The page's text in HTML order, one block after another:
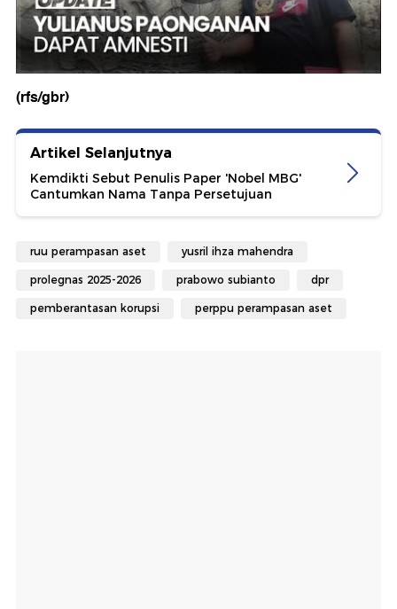
(rfs/gbr)
Artikel Selanjutnya
Kemdikti Sebut Penulis Paper 'Nobel MBG'
Cantumkan Nama Tanpa Persetujuan
ruu perampasan aset yusril ihza mahendra
prolegnas 2025-2026 prabowo subianto dpr
pemberantasan korupsi perppu perampasan aset